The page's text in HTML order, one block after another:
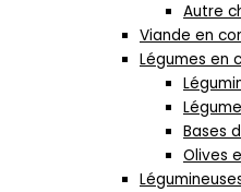
Autre
Viande en
Légumes en
Bases
Olives